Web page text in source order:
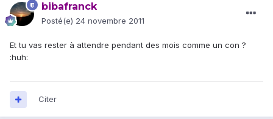
bibafranck
Posté(e) 24 novembre 2011
Et tu vas rester à attendre pendant des mois comme un con ?
:huh:
Citer